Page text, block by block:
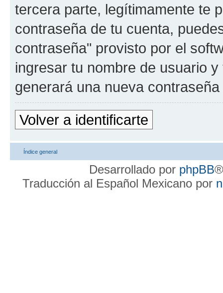
tercera parte, legítimamente te
contraseña de tu cuenta,
contraseña" provisto por el
ingresar tu nombre de usuario
generará una nueva
Volver a identificarte
Índice general
Desarrollado por phpBB
Traducción al Español Mexicano por